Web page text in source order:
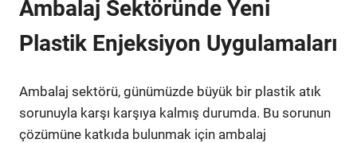
Ambalaj Sektöründe Yeni
Plastik Enjeksiyon Uygulamaları
Ambalaj sektörü, günümüzde büyük bir plastik atık
sorunuyla karşı karşıya kalmış durumda. Bu sorunun
çözümüne katkıda bulunmak için ambalaj